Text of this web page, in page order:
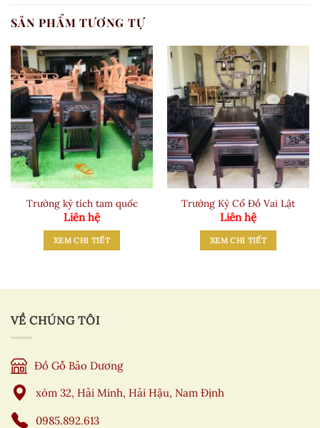
SẢN PHẨM TƯƠNG TỰ
Trường kỷ tích tam quốc
Liên hệ
XEM CHI TIẾT
Trường Kỷ Cổ Đồ Vai Lật
Liên hệ
XEM CHI TIẾT
VỀ CHÚNG TÔI
Đồ Gỗ Bảo Dương
xóm 32, Hải Minh, Hải Hậu, Nam Định
0985.892.613